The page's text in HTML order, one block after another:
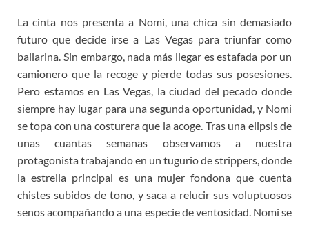
La cinta nos presenta a Nomi, una chica sin demasiado
futuro que decide irse a Las Vegas para triunfar como
bailarina. Sin embargo, nada más llegar es estafada por un
camionero que la recoge y pierde todas sus posesiones.
Pero estamos en Las Vegas, la ciudad del pecado donde
siempre hay lugar para una segunda oportunidad, y Nomi
se topa con una costurera que la acoge. Tras una elipsis de
unas cuantas semanas observamos a nuestra
protagonista trabajando en un tugurio de strippers, donde
la estrella principal es una mujer fondona que cuenta
chistes subidos de tono, y saca a relucir sus voluptuosos
senos acompañando a una especie de ventosidad. Nomi se